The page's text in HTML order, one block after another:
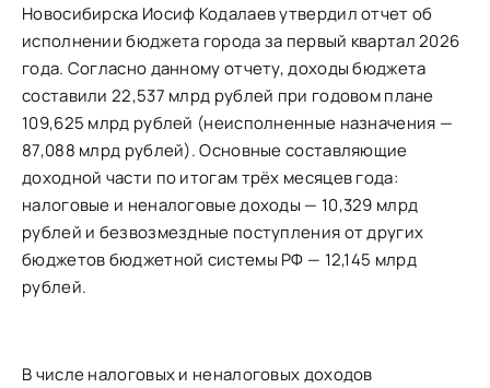
Новосибирска Иосиф Кодалаев утвердил отчет об
исполнении бюджета города за первый квартал 2026
года. Согласно данному отчету, доходы бюджета
составили 22,537 млрд рублей при годовом плане
109,625 млрд рублей (неисполненные назначения —
87,088 млрд рублей). Основные составляющие
доходной части по итогам трёх месяцев года:
налоговые и неналоговые доходы — 10,329 млрд
рублей и безвозмездные поступления от других
бюджетов бюджетной системы РФ — 12,145 млрд
рублей.
В числе налоговых и неналоговых доходов